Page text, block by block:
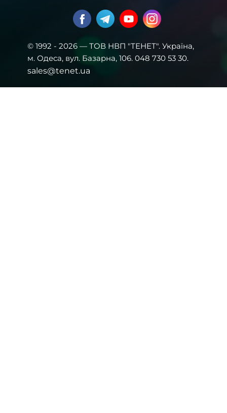
© 1992 - 2026 — ТОВ НВП "ТЕНЕТ". Українa,
м. Одеса, вул. Базарна, 106. 048 730 53 30.
sales@tenet.ua